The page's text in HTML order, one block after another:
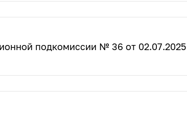
подкомиссии № 36 от 02.07.2025